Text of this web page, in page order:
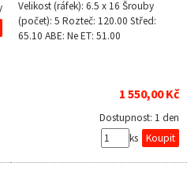
Velikost (ráfek): 6.5 x 16 Šrouby
(počet): 5 Rozteč: 120.00 Střed:
65.10 ABE: Ne ET: 51.00
1 550,00 Kč
Dostupnost: 1 den
ks